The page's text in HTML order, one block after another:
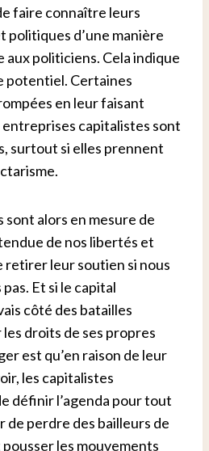
faire connaître leurs
politiques d’une manière
aux politiciens. Cela indique
potentiel. Certaines
en leur faisant
capitalistes sont
surtout si elles prennent
alors en mesure de
de nos libertés et
retirer leur soutien si nous
Et si le capital
côté des batailles
droits de ses propres
est qu’en raison de leur
les capitalistes
définir l’agenda pour tout
de perdre des bailleurs de
les mouvements